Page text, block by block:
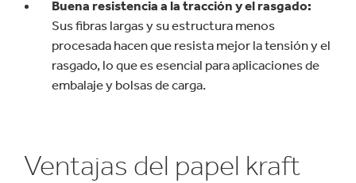
Buena resistencia a la tracción y el rasgado:
Sus fibras largas y su estructura menos
procesada hacen que resista mejor la tensión y el
rasgado, lo que es esencial para aplicaciones de
embalaje y bolsas de carga.
Ventajas del papel kraft